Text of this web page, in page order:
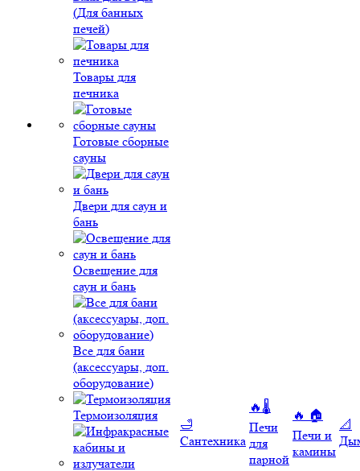
(Для банных
печей)
Товары для
печника
Готовые сборные
сауны
Двери для саун и
бань
Освещение для
саун и бань
Все для бани
(аксессуары, доп.
оборудование)
Термоизоляция
🛁
Сантехника
🔥🌡️
Печи
для
парной
🔥 🏠
Печи и
камины
📐